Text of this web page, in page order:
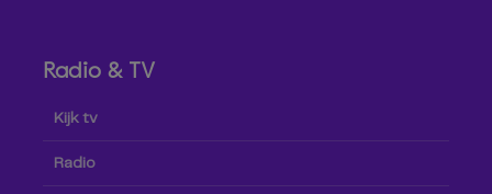
Radio & TV
Kijk tv
Radio